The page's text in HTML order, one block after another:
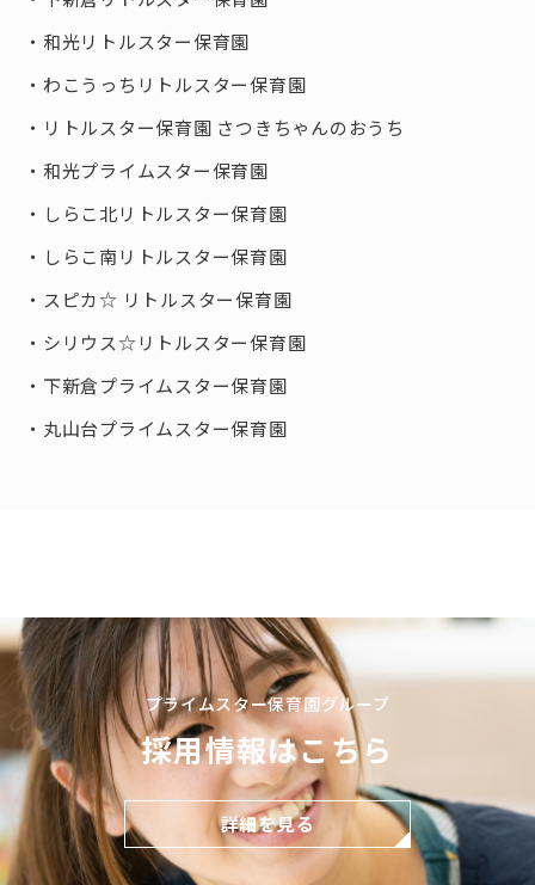
和光リトルスター保育園
わこうっちリトルスター保育園
リトルスター保育園 さつきちゃんのおうち
和光プライムスター保育園
しらこ北リトルスター保育園
しらこ南リトルスター保育園
スピカ☆ リトルスター保育園
シリウス☆リトルスター保育園
下新倉プライムスター保育園
丸山台プライムスター保育園
プライムスター保育園グループ
採用情報はこちら
詳細を見る